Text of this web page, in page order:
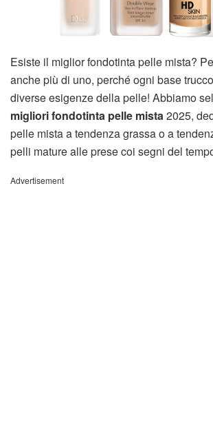
Esiste il miglior fondotinta pelle mista?
anche più di uno, perché ogni base
diverse esigenze della pelle! Abbiamo
migliori fondotinta pelle mista 2025,
pelle mista a tendenza grassa o a
pelli mature alle prese coi segni del
Advertisement